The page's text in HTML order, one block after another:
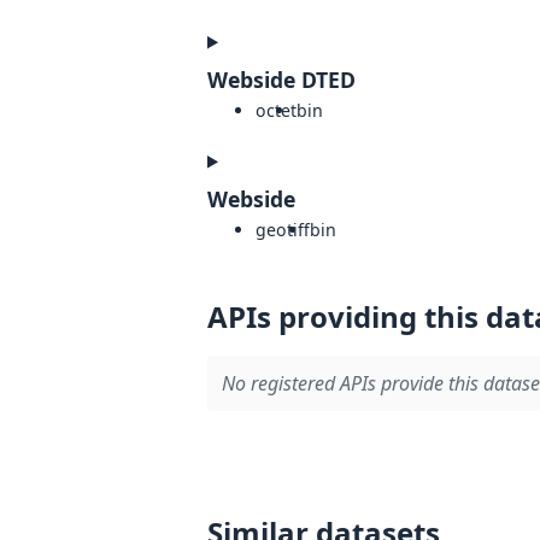
Webside DTED
octetbin
Webside
geotiffbin
APIs providing this
No registered APIs provide this
Similar datasets